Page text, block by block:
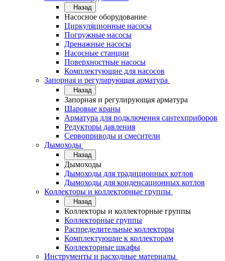
Назад
Насосное оборудование
Циркуляционные насосы
Погружные насосы
Дренажные насосы
Насосные станции
Поверхностные насосы
Комплектующие для насосов
Запорная и регулирующая арматура
Назад
Запорная и регулирующая арматура
Шаровые краны
Арматура для подключения сантехприборов
Редукторы давления
Сервоприводы и смесители
Дымоходы
Назад
Дымоходы
Дымоходы для традиционных котлов
Дымоходы для конденсационных котлов
Коллекторы и коллекторные группы
Назад
Коллекторы и коллекторные группы
Коллекторные группы
Распределительные коллекторы
Комплектующие к коллекторам
Коллекторные шкафы
Инструменты и расходные материалы